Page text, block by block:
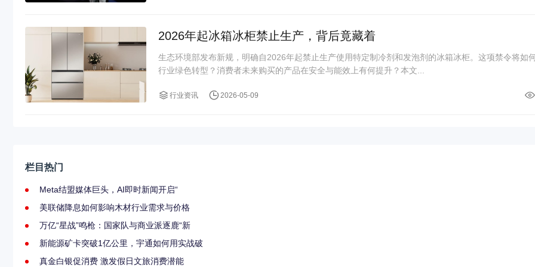
2026年起冰箱冰柜禁止生产，背后竟藏着
生态环境部发布新规，明确自2026年起禁止生产使用特定制冷剂和发泡剂的冰箱冰柜。这项禁令将如
行业绿色转型？消费者未来购买的产品在安全与能效上有何提升？本文...
行业资讯 2026-05-09
栏目热门
Meta结盟媒体巨头，AI即时新闻开启“
美联储降息如何影响木材行业需求与价格
万亿“星战”鸣枪：国家队与商业派逐鹿“新
新能源矿卡突破1亿公里，宇通如何用实战破
真金白银促消费 激发假日文旅消费潜能